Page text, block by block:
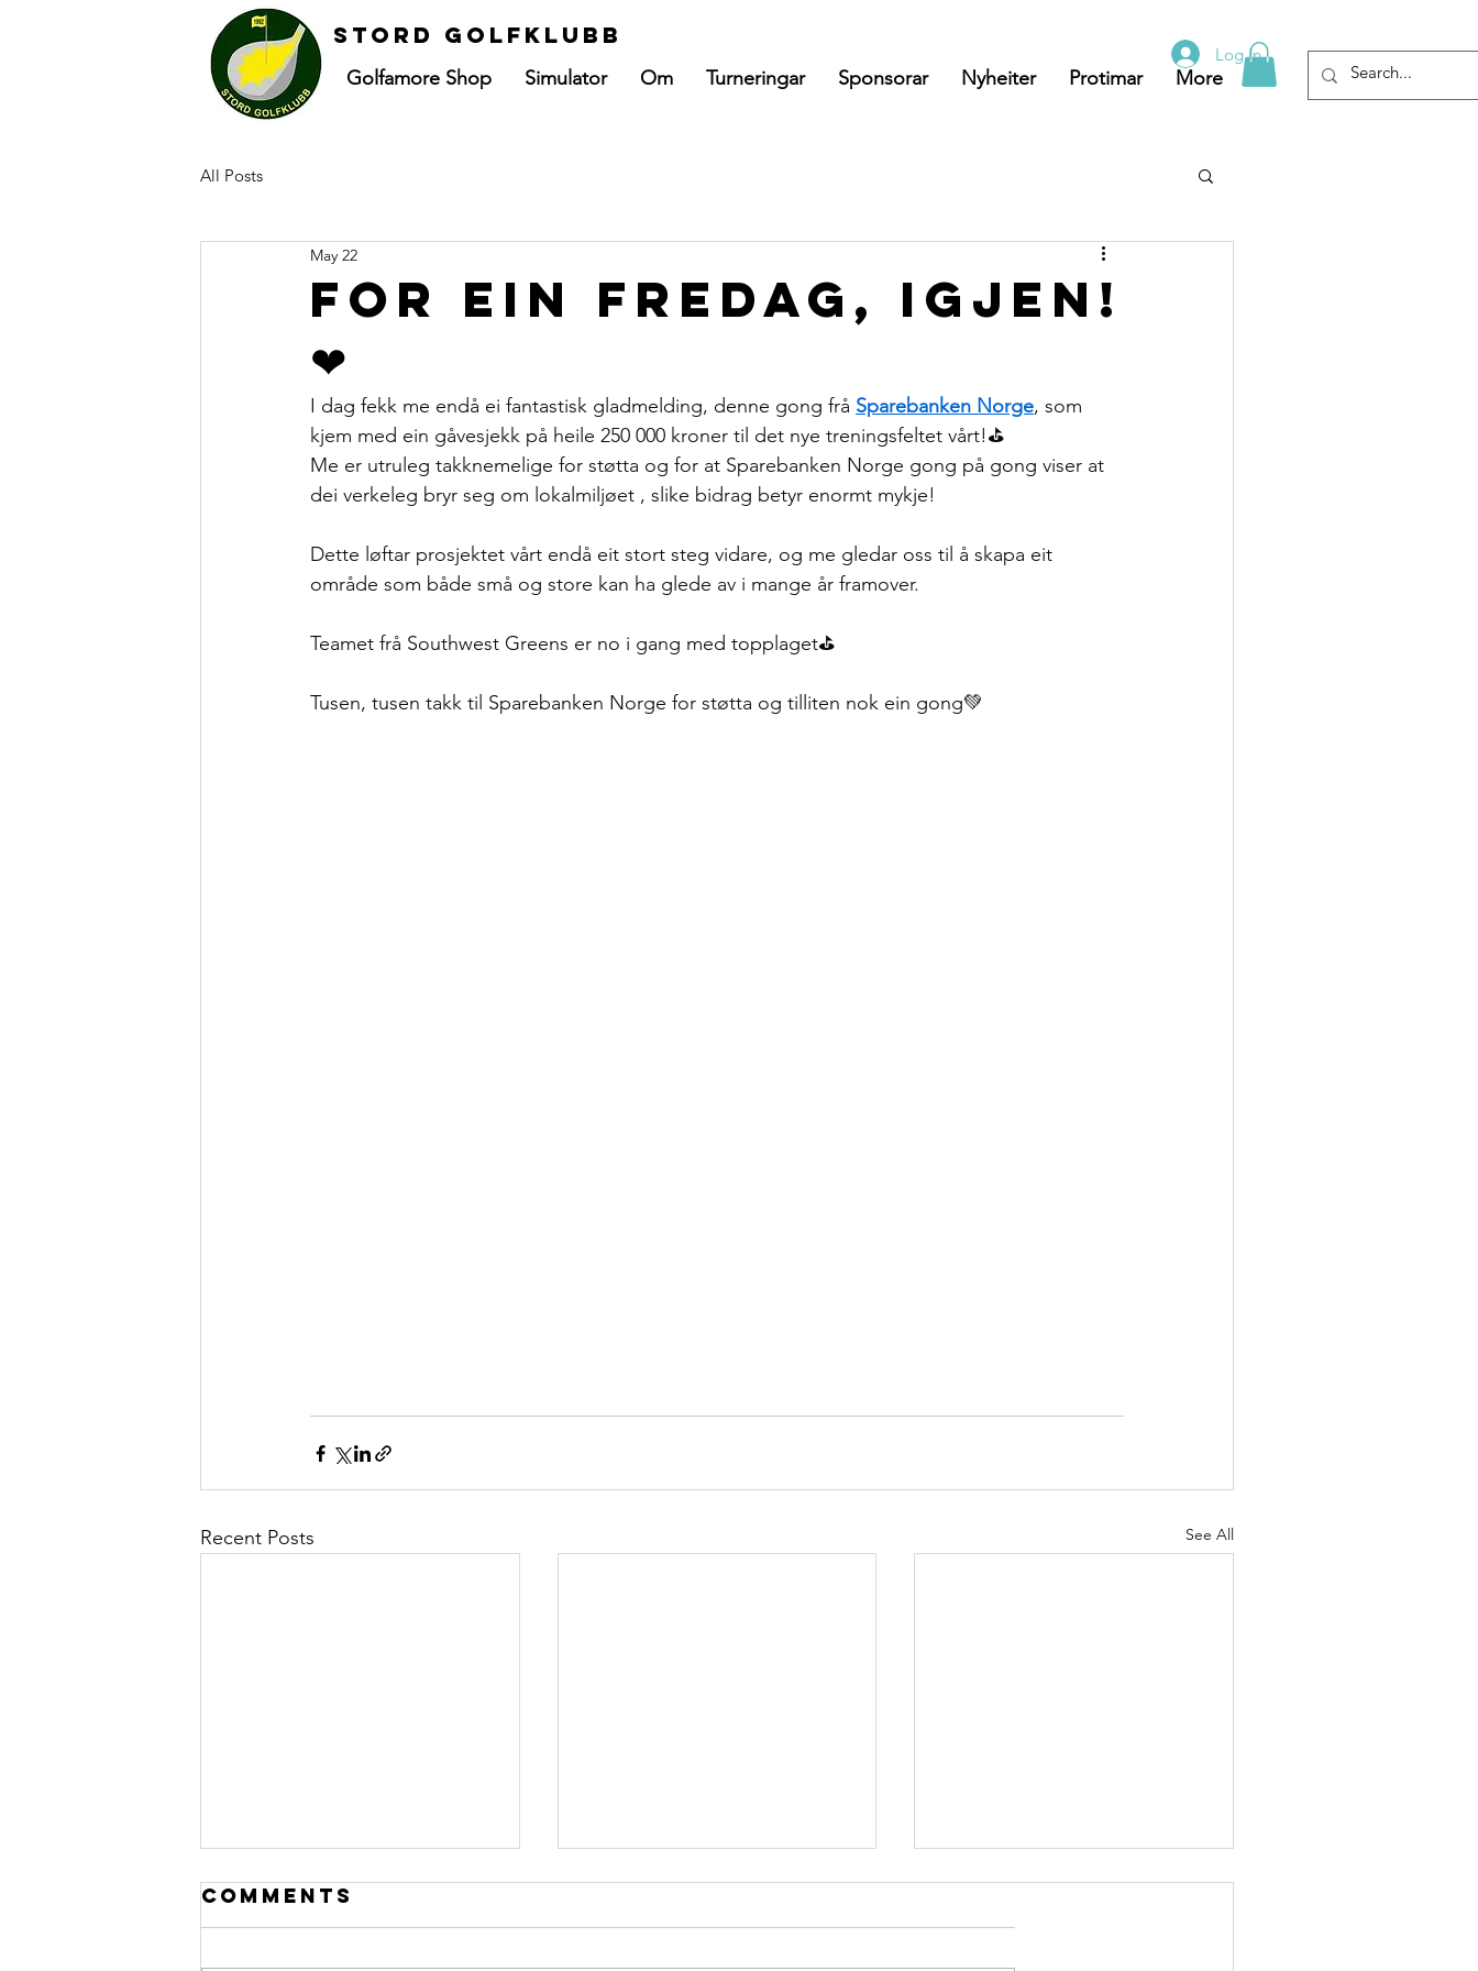
Stord golfklubb
Golfamore Shop Simulator Om Turneringar Sponsorar Nyheiter Protimar More
Log In
All Posts
For ein fredag, igjen!
❤
May 22
I dag fekk me endå ei fantastisk gladmelding, denne gong frå Sparebanken Norge, som
kjem med ein gåvesjekk på heile 250 000 kroner til det nye treningsfeltet vårt!⛳
Me er utruleg takknemelige for støtta og for at Sparebanken Norge gong på gong viser at
dei verkeleg bryr seg om lokalmiljøet , slike bidrag betyr enormt mykje!
Dette løftar prosjektet vårt endå eit stort steg vidare, og me gledar oss til å skapa eit
område som både små og store kan ha glede av i mange år framover.
Teamet frå Southwest Greens er no i gang med topplaget⛳
Tusen, tusen takk til Sparebanken Norge for støtta og tilliten nok ein gong💚
Recent Posts See All
Comments